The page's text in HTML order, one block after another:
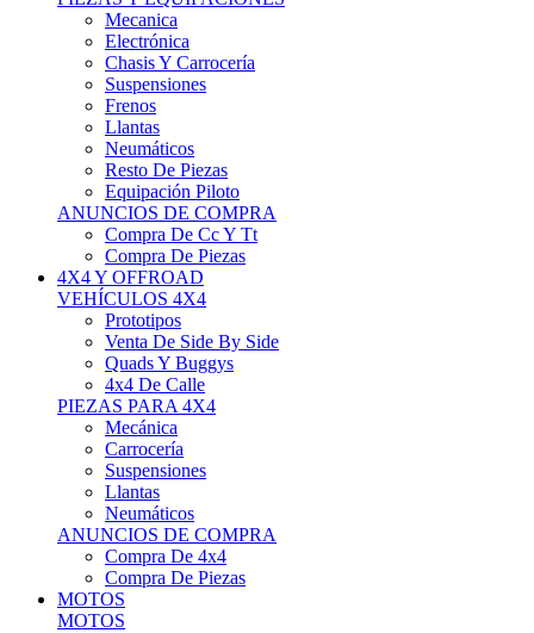
Electrónica
Chasis Y Carrocería
Suspensiones
Frenos
Llantas
Neumáticos
Resto De Piezas
Equipación Piloto
ANUNCIOS DE COMPRA
Compra De Cc Y Tt
Compra De Piezas
4X4 Y OFFROAD
VEHÍCULOS 4X4
Prototipos
Venta De Side By Side
Quads Y Buggys
4x4 De Calle
PIEZAS PARA 4X4
Mecánica
Carrocería
Suspensiones
Llantas
Neumáticos
ANUNCIOS DE COMPRA
Compra De 4x4
Compra De Piezas
MOTOS
MOTOS
Motos De Circuito